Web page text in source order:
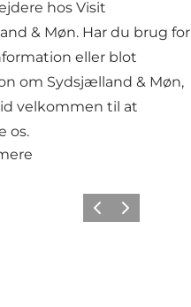
hos Visit
& Møn. Har du brug for
eller blot
om Sydsjælland & Møn,
velkommen til at
os.
ForrigeNæste